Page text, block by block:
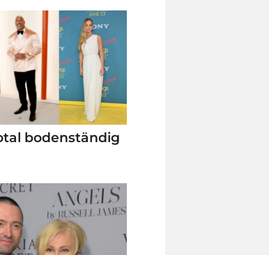
bodenständig